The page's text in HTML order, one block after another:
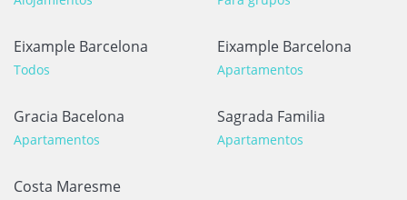
Eixample Barcelona
Todos
Eixample Barcelona
Apartamentos
Gracia Bacelona
Apartamentos
Sagrada Familia
Apartamentos
Costa Maresme